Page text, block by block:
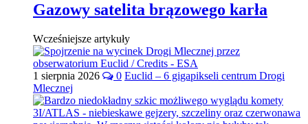
Gazowy satelita brązowego karła
Wcześniejsze artykuły
1 sierpnia 2026 0 Euclid – 6 gigapikseli centrum Drogi
Mlecznej